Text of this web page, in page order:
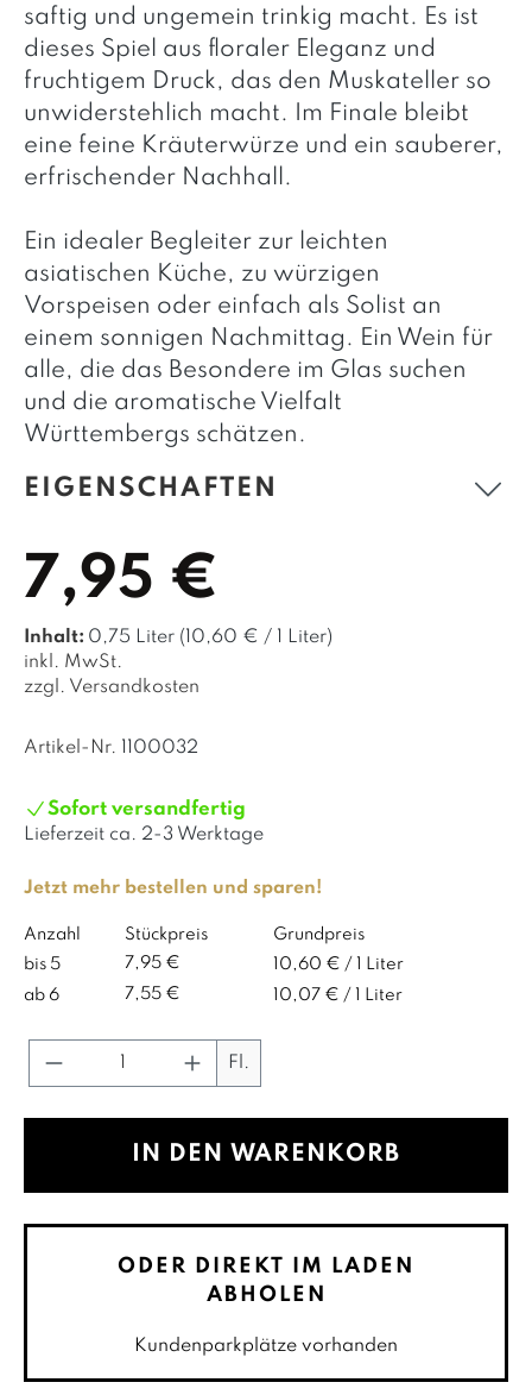
saftig und ungemein trinkig macht. Es ist
dieses Spiel aus floraler Eleganz und
fruchtigem Druck, das den Muskateller so
unwiderstehlich macht. Im Finale bleibt
eine feine Kräuterwürze und ein sauberer,
erfrischender Nachhall.
Ein idealer Begleiter zur leichten
asiatischen Küche, zu würzigen
Vorspeisen oder einfach als Solist an
einem sonnigen Nachmittag. Ein Wein für
alle, die das Besondere im Glas suchen
und die aromatische Vielfalt
Württembergs schätzen.
EIGENSCHAFTEN
7,95 €
Inhalt: 0,75 Liter (10,60 € / 1 Liter)
inkl. MwSt.
zzgl. Versandkosten
Artikel-Nr. 1100032
Sofort versandfertig
Lieferzeit ca. 2-3 Werktage
Jetzt mehr bestellen und sparen!
Anzahl Stückpreis
Grundpreis
bis 5 7,95 €
10,60 € / 1 Liter
ab 6 7,55 € 10,07 € / 1 Liter
Produkt Anzahl: Gib den
Fl.
IN DEN WARENKORB
ODER DIREKT IM LADEN
ABHOLEN
Kundenparkplätze vorhanden